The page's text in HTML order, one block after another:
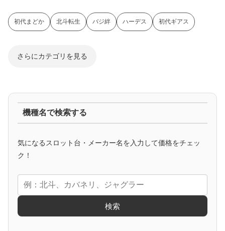
初代まどか 北斗転生 バジ絆 ハーデス 初代ギアス
さらにカテゴリを見る
アニメタイアップ
エヴァ コードギアス 化物語 炎炎ノ消防隊
機種名で検索する
気になるスロット台・メーカー名を入力して価格をチェッ
ク！
検索